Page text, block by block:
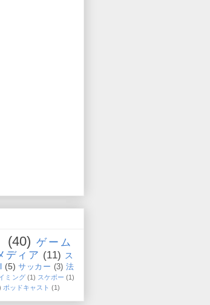
(40) ゲーム
ディア (11) ス
(5) サッカー (3) 法
ミング (1) スケボー (1)
ポッドキャスト (1)